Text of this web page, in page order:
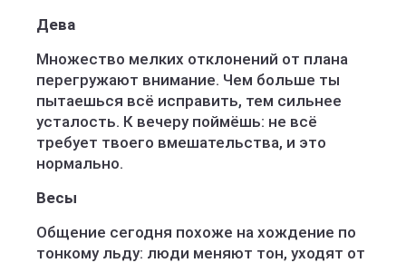
Дева
Множество мелких отклонений от плана
перегружают внимание. Чем больше ты
пытаешься всё исправить, тем сильнее
усталость. К вечеру поймёшь: не всё
требует твоего вмешательства, и это
нормально.
Весы
Общение сегодня похоже на хождение по
тонкому льду: люди меняют тон, уходят от